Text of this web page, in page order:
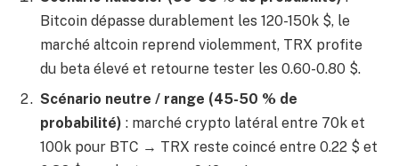
Bitcoin dépasse durablement les 120-150k $, le
marché altcoin reprend violemment, TRX profite
du beta élevé et retourne tester les 0.60-0.80 $.
Scénario neutre / range (45-50 % de
probabilité) : marché crypto latéral entre 70k et
100k pour BTC → TRX reste coincé entre 0.22 $ et